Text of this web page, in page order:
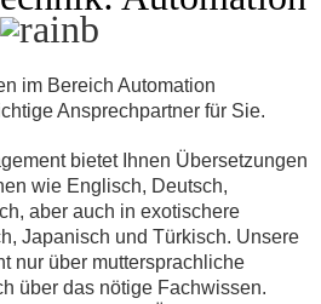
im Bereich Automation
Ansprechpartner für Sie.
bietet Ihnen Übersetzungen
wie Englisch, Deutsch,
aber auch in exotischere
Japanisch und Türkisch. Unsere
nur über muttersprachliche
über das nötige Fachwissen.